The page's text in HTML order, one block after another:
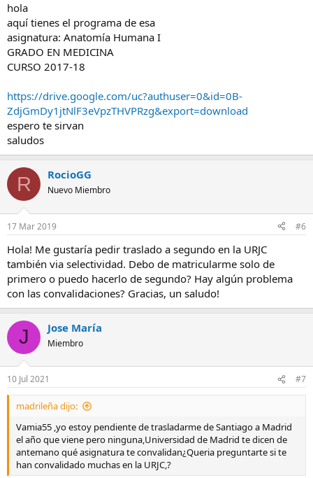
hola
aquí tienes el programa de esa
asignatura: Anatomía Humana I
GRADO EN MEDICINA
CURSO 2017-18
https://drive.google.com/uc?authuser=0&id=0B-
ZdjGmDy1jtNlF3eVpzTHVPRzg&export=download
espero te sirvan
saludos
R RocioGG
Nuevo Miembro
17 Mar 2019 #6
Hola! Me gustaría pedir traslado a segundo en la URJC
también via selectividad. Debo de matricularme solo de
primero o puedo hacerlo de segundo? Hay algún problema
con las convalidaciones? Gracias, un saludo!
J Jose María
Miembro
10 Jul 2021 #7
madrileña dijo:
Vamia55 ,yo estoy pendiente de trasladarme de Santiago a Madrid
el año que viene pero ninguna,Universidad de Madrid te dicen de
antemano qué asignatura te convalidan¿Queria preguntarte si te
han convalidado muchas en la URJC,?